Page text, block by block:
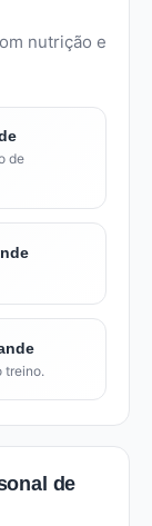
nutrição e
de
treino.
de